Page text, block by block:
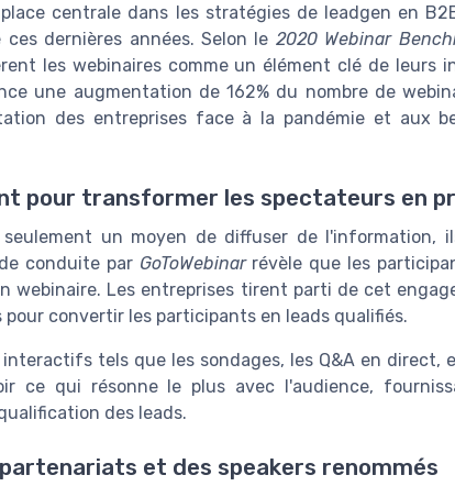
centrale dans les stratégies de leadgen en
dernières années. Selon le 2020 Webinar
les webinaires comme un élément clé de leurs
une augmentation de 162% du nombre de
des entreprises face à la pandémie et aux
pour transformer les spectateurs en
un moyen de diffuser de l'information,
conduite par GoToWebinarrévèle que les
webinaire. Les entreprises tirent parti de cet
convertir les participants en leads qualifiés.
tels que les sondages, les Q&A en direct,
ce qui résonne le plus avec l'audience,
des leads.
et des speakers renommés